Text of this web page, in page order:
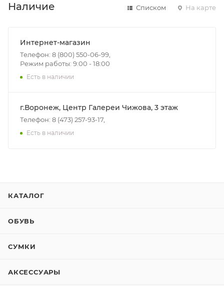
Наличие Списком На карте
Интернет-магазин
Телефон: 8 (800) 550-06-99,
Режим работы: 9:00 - 18:00
Есть в наличии
г.Воронеж, Центр Галереи Чижова, 3 этаж
Телефон: 8 (473) 257-93-17,
Есть в наличии
КАТАЛОГ
ОБУВЬ
СУМКИ
АКСЕССУАРЫ